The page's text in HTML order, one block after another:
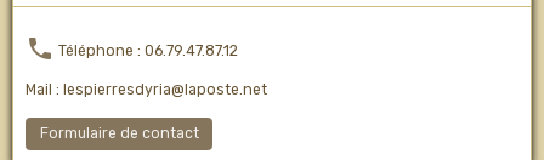
Téléphone : 06.79.47.87.12
Mail : lespierresdyria@laposte.net
Formulaire de contact